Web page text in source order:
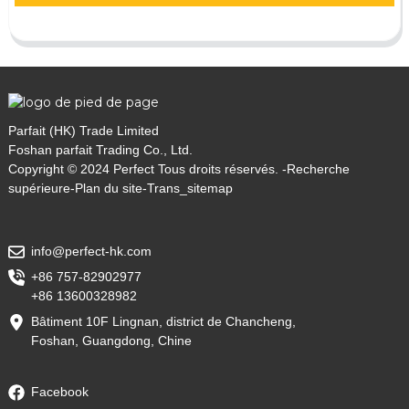
Parfait (HK) Trade Limited
Foshan parfait Trading Co., Ltd.
Copyright © 2024 Perfect Tous droits réservés. -Recherche
supérieure-Plan du site-Trans_sitemap
info@perfect-hk.com
+86 757-82902977
+86 13600328982
Bâtiment 10F Lingnan, district de Chancheng,
Foshan, Guangdong, Chine
Facebook